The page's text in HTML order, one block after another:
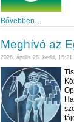
Bővebben...
Meghívó az
2026. április 28. kedd, 15:21